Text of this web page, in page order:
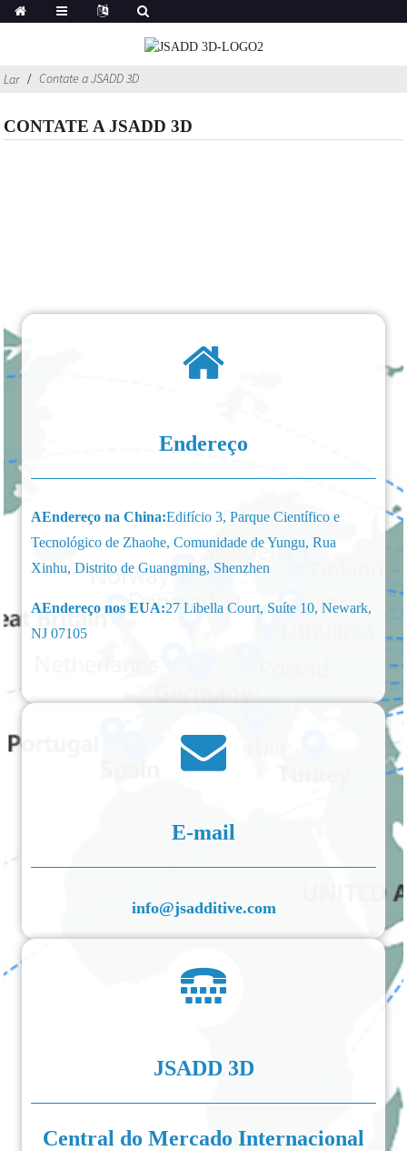
Lar Contate a JSADD 3D
CONTATE A JSADD 3D
Endereço
AEndereço na China:Edifício 3, Parque Científico e
Tecnológico de Zhaohe, Comunidade de Yungu, Rua
Xinhu, Distrito de Guangming, Shenzhen
AEndereço nos EUA:27 Libella Court, Suíte 10, Newark,
NJ 07105
E-mail
info@jsadditive.com
JSADD 3D
Central do Mercado Internacional